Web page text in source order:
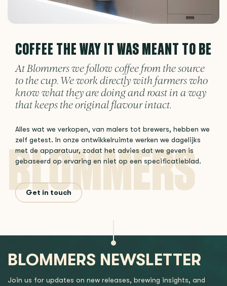
COFFEE THE WAY IT WAS MEANT TO BE
At Blommers we follow coffee from the source
to the cup. We work directly with farmers who
know what they are doing and roast in a way
that keeps the original flavour intact.
Alles wat we verkopen, van malers tot brewers, hebben we
zelf getest. In onze ontwikkelruimte werken we dagelijks
met de apparatuur, zodat het advies dat we geven is
gebaseerd op ervaring en niet op een specificatieblad.
Get in touch
BLOMMERS NEWSLETTER
Join us for updates on new releases, brewing insights, and